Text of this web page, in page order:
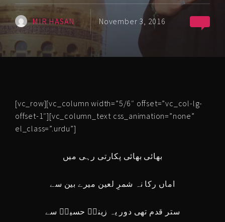
MIR HASAN November 3, 2016
[vc_row][vc_column width=”5/6″ offset=”vc_col-lg-
offset-1″][vc_column_text css_animation=”none”
el_class=”.urdu”]
بھائی بھائی پکارتی رہی میں
اماں رکا نہ شمرِ لعین میرے بین سے
ستر قدم تھی دور یہ زینبؑ حسینؑ سے